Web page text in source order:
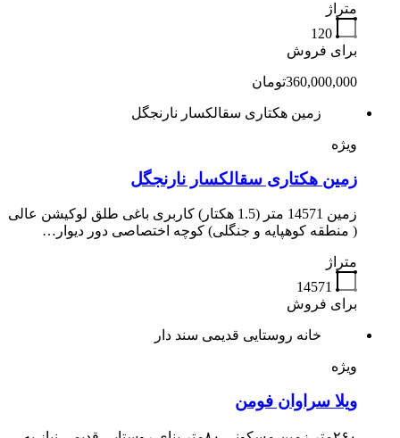
متراژ
120
برای فروش
360,000,000تومان
زمین هکتاری سقالکسار نارنجگل
ویژه
زمین هکتاری سقالکسار نارنجگل
زمین 14571 متر (1.5 هکتار) کاربری باغی طلق لوکیشن عالی
( منطقه کوهپایه و جنگلی) کوچه اختصاصی دور دیوار…
متراژ
14571
برای فروش
خانه روستایی قدیمی سند دار
ویژه
ویلا سراوان فومن